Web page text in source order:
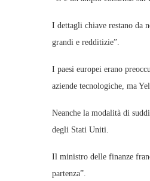
I dettagli chiave restano da
grandi e redditizie”.
I paesi europei erano
aziende tecnologiche, ma
Neanche la modalità di
degli Stati Uniti.
Il ministro delle finanze
partenza”.